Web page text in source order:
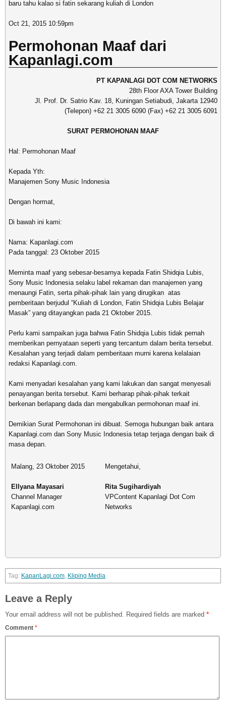
baru tahu kalao si fatin sekarang kuliah di London
Oct 21, 2015 10:59pm
Permohonan Maaf dari
Kapanlagi.com
PT KAPANLAGI DOT COM NETWORKS
28th Floor AXA Tower Building
Jl. Prof. Dr. Satrio Kav. 18, Kuningan Setiabudi, Jakarta 12940
(Telepon) +62 21 3005 6090 (Fax) +62 21 3005 6091
SURAT PERMOHONAN MAAF
Hal: Permohonan Maaf
Kepada Yth:
Manajemen Sony Music Indonesia
Dengan hormat,
Di bawah ini kami:
Nama: Kapanlagi.com
Pada tanggal: 23 Oktober 2015
Meminta maaf yang sebesar-besarnya kepada Fatin Shidqia Lubis,
Sony Music Indonesia selaku label rekaman dan manajemen yang
menaungi Fatin, serta pihak-pihak lain yang dirugikan atas
pemberitaan berjudul “Kuliah di London, Fatin Shidqia Lubis Belajar
Masak” yang ditayangkan pada 21 Oktober 2015.
Perlu kami sampaikan juga bahwa Fatin Shidqia Lubis tidak pernah
memberikan pernyataan seperti yang tercantum dalam berita tersebut.
Kesalahan yang terjadi dalam pemberitaan murni karena kelalaian
redaksi Kapanlagi.com.
Kami menyadari kesalahan yang kami lakukan dan sangat menyesali
penayangan berita tersebut. Kami berharap pihak-pihak terkait
berkenan berlapang dada dan mengabulkan permohonan maaf ini.
Demikian Surat Permohonan ini dibuat. Semoga hubungan baik antara
Kapanlagi.com dan Sony Music Indonesia tetap terjaga dengan baik di
masa depan.
Malang, 23 Oktober 2015
Ellyana Mayasari
Channel Manager
Kapanlagi.com
Mengetahui,
Rita Sugihardiyah
VPContent Kapanlagi Dot Com
Networks
KapanLagi.com, Kliping Media
Leave a Reply
Your email address will not be published. Required fields are marked *
Comment *